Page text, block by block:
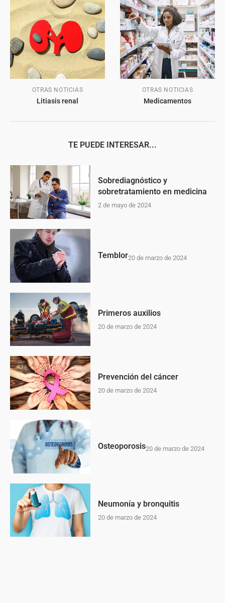
OTRAS NOTICIAS
Litiasis renal
OTRAS NOTICIAS
Medicamentos
TE PUEDE INTERESAR...
Sobrediagnóstico y
sobretratamiento en medicina
2 de mayo de 2024
Temblor20 de marzo de 2024
Primeros auxilios
20 de marzo de 2024
Prevención del cáncer
20 de marzo de 2024
Osteoporosis20 de marzo de 2024
Neumonía y bronquitis
20 de marzo de 2024